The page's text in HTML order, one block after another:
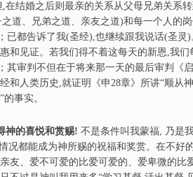
结婚之后则最亲的关系从父母兄弟关系
道、兄弟之道、亲友之道)和每一个人的
已都告诉了我(圣经),也继续跟我说话(圣灵
和见证。若我们得不着这每天的新恩,我们
审判不但在于将来那一天的最后审判《
和人类历史,就证明《申28章》所讲“顺从
事实。
神的喜悦和赏赐! 不是条件叫我蒙福, 乃是
况都能成为神所赐的祝福和奖赏。在不好
友、爱不可爱的比爱可爱的、爱卑微的比